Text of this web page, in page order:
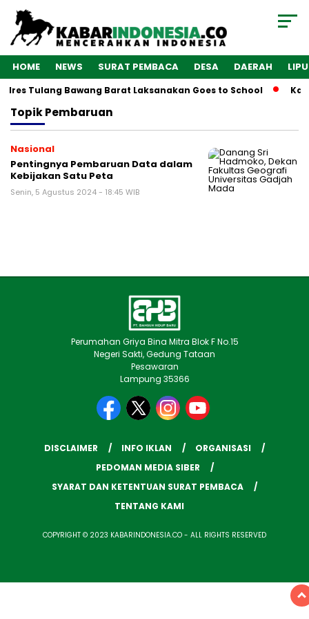
HOME NEWS SURAT PEMBACA DESA DAERAH
Tulang Bawang Barat Laksanakan Goes to School
TopikPembaruan
Nasional
Pentingnya Pembaruan Data dalam
Kebijakan Satu Peta
Senin, 5 Agustus 2024 - 18:45 WIB
Perumahan Griya Bina Mitra Blok F No.15
Negeri Sakti, Gedung Tataan
Pesawaran
Lampung 35366
DISCLAIMER INFO IKLAN
ORGANISASI
PEDOMAN MEDIA SIBER
SYARAT DAN KETENTUAN SURAT PEMBACA
TENTANG KAMI
COPYRIGHT © 2023 KABARINDONESIA.CO - ALL RIGHTS RESERVED